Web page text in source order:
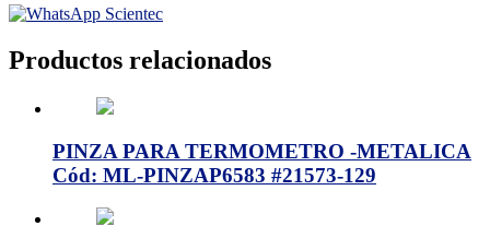
Productos relacionados
PINZA PARA TERMOMETRO -METALICA
Cód: ML-PINZAP6583 #21573-129